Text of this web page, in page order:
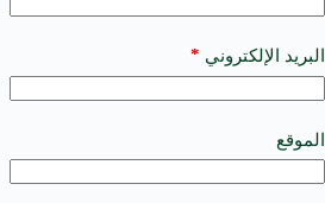
البريد الإلكتروني *
الموقع
a
t
i
e
: